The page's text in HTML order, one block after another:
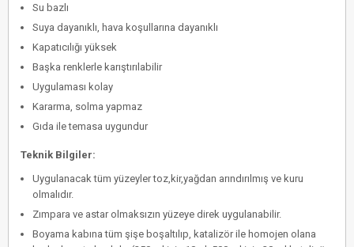
Su bazlı
Suya dayanıklı, hava koşullarına dayanıklı
Kapatıcılığı yüksek
Başka renklerle karıştırılabilir
Uygulaması kolay
Kararma, solma yapmaz
Gıda ile temasa uygundur
Teknik Bilgiler:
Uygulanacak tüm yüzeyler toz,kir,yağdan arındırılmış ve kuru
olmalıdır.
Zımpara ve astar olmaksızın yüzeye direk uygulanabilir.
Boyama kabına tüm şişe boşaltılıp, katalizör ile homojen olana